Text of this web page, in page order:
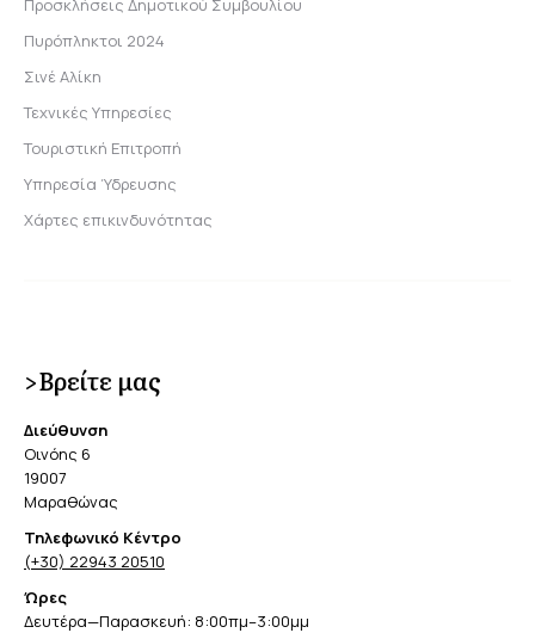
Προσκλήσεις Δημοτικού Συμβουλίου
Πυρόπληκτοι 2024
Σινέ Αλίκη
Τεχνικές Υπηρεσίες
Τουριστική Επιτροπή
Υπηρεσία Ύδρευσης
Χάρτες επικινδυνότητας
>Βρείτε μας
Διεύθυνση
Οινόης 6
19007
Μαραθώνας
Τηλεφωνικό Κέντρο
(+30) 22943 20510
Ώρες
Δευτέρα—Παρασκευή: 8:00πμ–3:00μμ